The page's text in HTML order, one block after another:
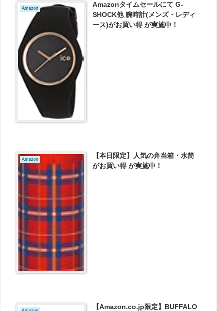
Amazon
Amazonタイムセールにて G-
SHOCK他 腕時計(メンズ・レディ
ース)がお買い得 が実施中！
Amazon
【本日限定】人気の弁当箱・水筒
がお買い得 が実施中！
【Amazon.co.jp限定】BUFFALO